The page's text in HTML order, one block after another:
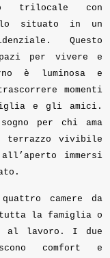
trilocale con
situato in un
Questo
per vivere e
è luminosa e
momenti
e gli amici.
per chi ama
terrazzo vivibile
immersi
camere da
la famiglia o
al lavoro. I due
comfort e